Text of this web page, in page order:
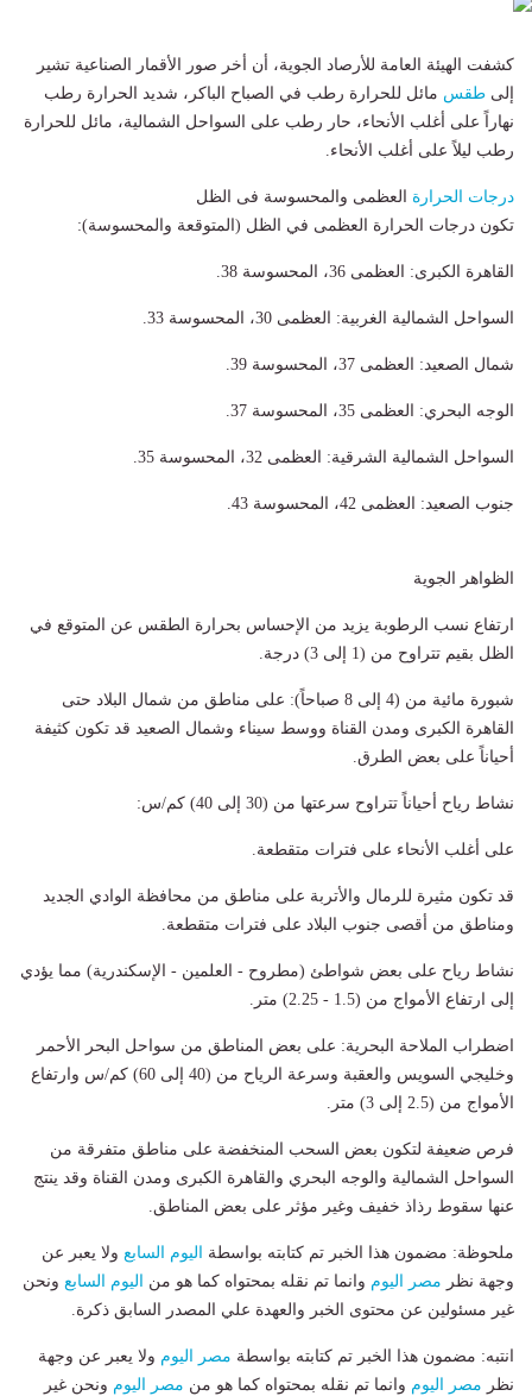
كشفت الهيئة العامة للأرصاد الجوية، أن أخر صور الأقمار الصناعية تشير
إلى طقس مائل للحرارة رطب في الصباح الباكر، شديد الحرارة رطب
نهاراً على أغلب الأنحاء، حار رطب على السواحل الشمالية، مائل للحرارة
رطب ليلاً على أغلب الأنحاء.
درجات الحرارة العظمى والمحسوسة فى الظل
​تكون درجات الحرارة العظمى في الظل (المتوقعة والمحسوسة):
القاهرة الكبرى: العظمى 36، المحسوسة 38.
السواحل الشمالية الغربية: العظمى 30، المحسوسة 33.
شمال الصعيد: العظمى 37، المحسوسة 39.
الوجه البحري: العظمى 35، المحسوسة 37.
السواحل الشمالية الشرقية: العظمى 32، المحسوسة 35.
جنوب الصعيد: العظمى 42، المحسوسة 43.
الظواهر الجوية
​ارتفاع نسب الرطوبة يزيد من الإحساس بحرارة الطقس عن المتوقع في
الظل بقيم تتراوح من (1 إلى 3) درجة.
​شبورة مائية من (4 إلى 8 صباحاً): على مناطق من شمال البلاد حتى
القاهرة الكبرى ومدن القناة ووسط سيناء وشمال الصعيد قد تكون كثيفة
أحياناً على بعض الطرق.
​نشاط رياح أحياناً تتراوح سرعتها من (30 إلى 40) كم/س:
​على أغلب الأنحاء على فترات متقطعة.
​قد تكون مثيرة للرمال والأتربة على مناطق من محافظة الوادي الجديد
ومناطق من أقصى جنوب البلاد على فترات متقطعة.
​نشاط رياح على بعض شواطئ (مطروح - العلمين - الإسكندرية) مما يؤدي
إلى ارتفاع الأمواج من (1.5 - 2.25) متر.
​اضطراب الملاحة البحرية: على بعض المناطق من سواحل البحر الأحمر
وخليجي السويس والعقبة وسرعة الرياح من (40 إلى 60) كم/س وارتفاع
الأمواج من (2.5 إلى 3) متر.
​فرص ضعيفة لتكون بعض السحب المنخفضة على مناطق متفرقة من
السواحل الشمالية والوجه البحري والقاهرة الكبرى ومدن القناة وقد ينتج
عنها سقوط رذاذ خفيف وغير مؤثر على بعض المناطق.
ملحوظة: مضمون هذا الخبر تم كتابته بواسطة اليوم السابع ولا يعبر عن
وجهة نظر مصر اليوم وانما تم نقله بمحتواه كما هو من اليوم السابع ونحن
غير مسئولين عن محتوى الخبر والعهدة علي المصدر السابق ذكرة.
انتبه: مضمون هذا الخبر تم كتابته بواسطة مصر اليوم ولا يعبر عن وجهة
نظر مصر اليوم وانما تم نقله بمحتواه كما هو من مصر اليوم ونحن غير